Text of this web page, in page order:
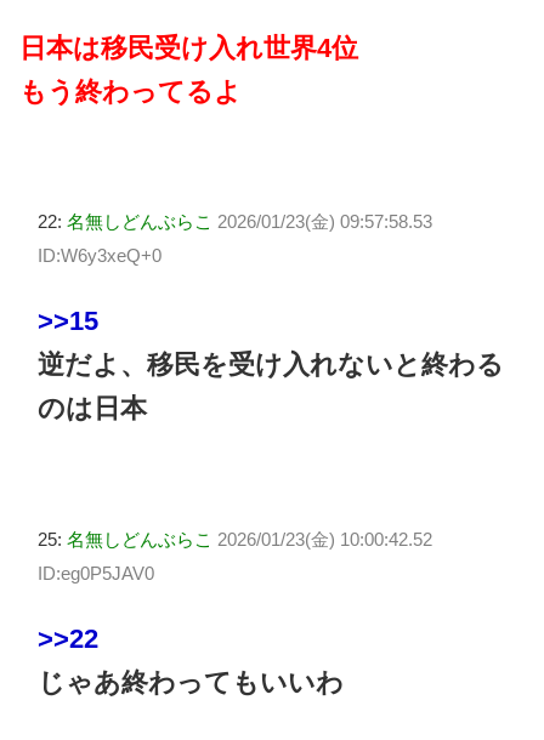
日本は移民受け入れ世界4位
もう終わってるよ
22: 名無しどんぶらこ 2026/01/23(金) 09:57:58.53
ID:W6y3xeQ+0
>>15
逆だよ、移民を受け入れないと終わる
のは日本
25: 名無しどんぶらこ 2026/01/23(金) 10:00:42.52
ID:eg0P5JAV0
>>22
じゃあ終わってもいいわ